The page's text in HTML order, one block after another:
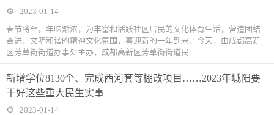
2023-01-14
春节将至，年味渐浓，为丰富和活跃社区居民的文化体育生活，营造团结
奋进、文明和谐的精神文化氛围，喜迎新的一年到来，今天，由成都高新
区芳草街街道办事处主办，成都高新区芳草街街道民
新增学位8130个、完成西河套等棚改项目……2023年城阳要
干好这些重大民生实事
2023-01-14